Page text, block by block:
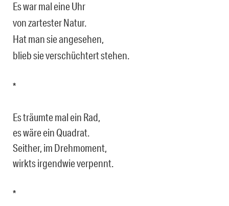
Es war mal eine Uhr
von zartester Natur.
Hat man sie angesehen,
blieb sie verschüchtert stehen.
*
Es träumte mal ein Rad,
es wäre ein Quadrat.
Seither, im Drehmoment,
wirkts irgendwie verpennt.
*